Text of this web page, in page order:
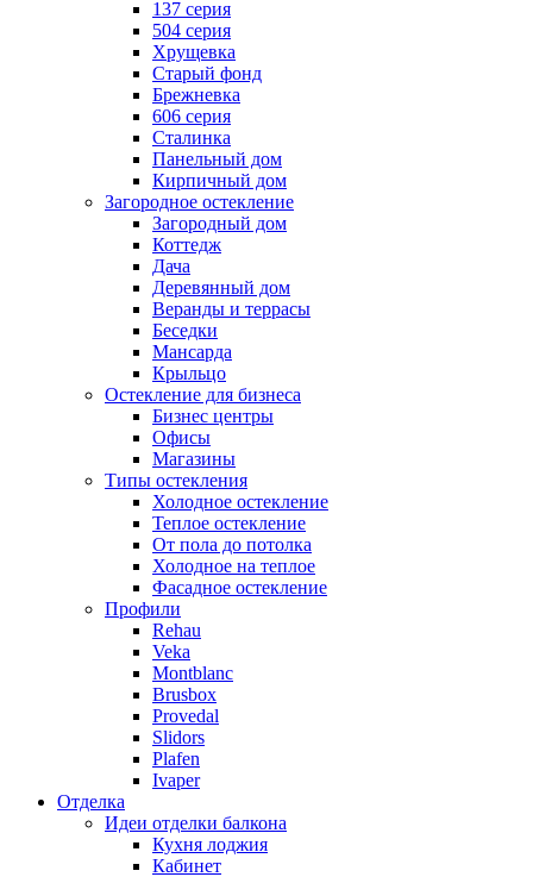
137 серия
504 серия
Хрущевка
Старый фонд
Брежневка
606 серия
Сталинка
Панельный дом
Кирпичный дом
Загородное остекление
Загородный дом
Коттедж
Дача
Деревянный дом
Веранды и террасы
Беседки
Мансарда
Крыльцо
Остекление для бизнеса
Бизнес центры
Офисы
Магазины
Типы остекления
Холодное остекление
Теплое остекление
От пола до потолка
Холодное на теплое
Фасадное остекление
Профили
Rehau
Veka
Montblanc
Brusbox
Provedal
Slidors
Plafen
Ivaper
Отделка
Идеи отделки балкона
Кухня лоджия
Кабинет